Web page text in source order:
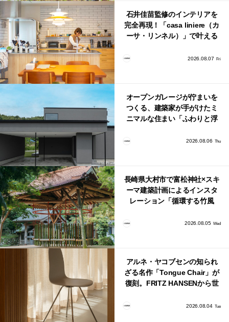
石井佳苗監修のインテリアを
完全再現！「casa liniere（カ
ーサ・リンネル）」で叶える
2026.08.07 Fri
オープンガレージが佇まいを
つくる、建築家が手がけたミ
ニマルな住まい「ふわりと浮
2026.08.06 Thu
長崎県大村市で富松神社×スキ
ーマ建築計画によるインスタ
レーション「循環する竹風
2026.08.05 Wed
アルネ・ヤコブセンの知られ
ざる名作「Tongue Chair」が
復刻。FRITZ HANSENから世
2026.08.04 Tue